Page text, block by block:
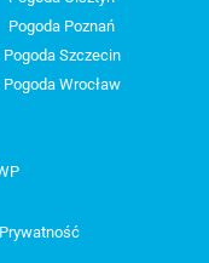
Pogoda Poznań
Pogoda Szczecin
Pogoda Wrocław
Prywatność